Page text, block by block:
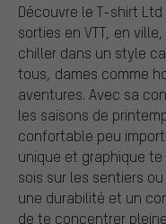
Découvre le T-shirt
sorties en VTT, en
chiller dans un style
tous, dames comme
aventures. Avec sa
les saisons de
confortable peu
unique et graphique
sois sur les sentiers
une durabilité et un
de te concentrer